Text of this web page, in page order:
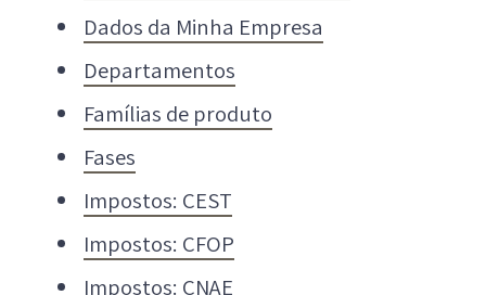
Dados da Minha Empresa
Departamentos
Famílias de produto
Fases
Impostos: CEST
Impostos: CFOP
Impostos: CNAE